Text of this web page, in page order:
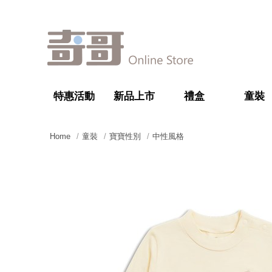
特惠活動 新品上市 禮盒 童裝
Home 童裝 寶寶性別 中性風格